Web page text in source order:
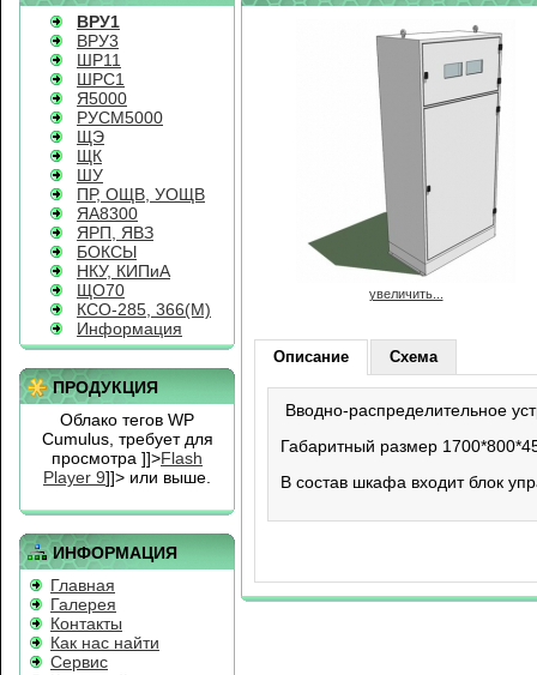
ВРУ1
ВРУ3
ШР11
ШРС1
Я5000
РУСМ5000
ЩЭ
ЩК
ШУ
ПР, ОЩВ, УОЩВ
ЯА8300
ЯРП, ЯВЗ
БОКСЫ
НКУ, КИПиА
ЩО70
КСО-285, 366(М)
Информация
ПРОДУКЦИЯ
Облако тегов WP
Cumulus, требует для
просмотра ]]>Flash
Player 9]]> или выше.
ИНФОРМАЦИЯ
Главная
Галерея
Контакты
Как нас найти
Сервис
увеличить...
Описание Схема
Вводно-распределительное
Габаритный размер
В состав шкафа входит блок